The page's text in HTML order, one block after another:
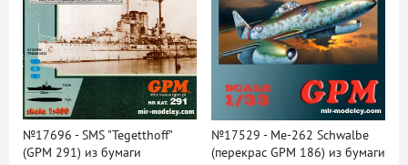
№17696 - SMS "Tegetthoff"
(GPM 291) из бумаги
№17529 - Me-262 Schwalbe
(перекрас GPM 186) из бумаги